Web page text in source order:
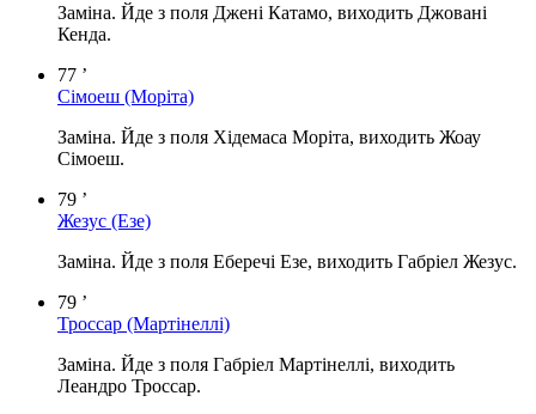
Заміна. Йде з поля Джені Катамо, виходить Джовані
Кенда.
77 ’
Сімоеш (Моріта)
Заміна. Йде з поля Хідемаса Моріта, виходить Жоау
Сімоеш.
79 ’
Жезус (Езе)
Заміна. Йде з поля Еберечі Езе, виходить Габріел Жезус.
79 ’
Троссар (Мартінеллі)
Заміна. Йде з поля Габріел Мартінеллі, виходить
Леандро Троссар.